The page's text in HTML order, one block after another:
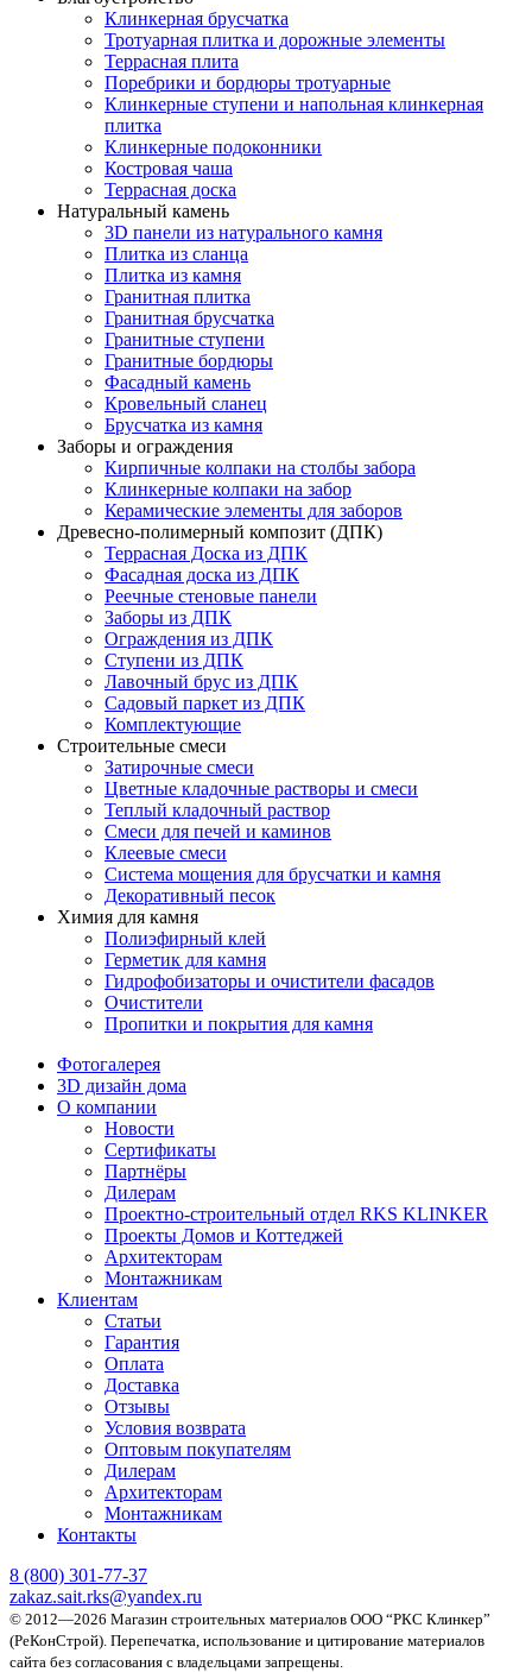
Клинкерная брусчатка
Тротуарная плитка и дорожные элементы
Террасная плита
Поребрики и бордюры тротуарные
Клинкерные ступени и напольная клинкерная
плитка
Клинкерные подоконники
Костровая чаша
Террасная доска
Натуральный камень
3D панели из натурального камня
Плитка из сланца
Плитка из камня
Гранитная плитка
Гранитная брусчатка
Гранитные ступени
Гранитные бордюры
Фасадный камень
Кровельный сланец
Брусчатка из камня
Заборы и ограждения
Кирпичные колпаки на столбы забора
Клинкерные колпаки на забор
Керамические элементы для заборов
Древесно-полимерный композит (ДПК)
Террасная Доска из ДПК
Фасадная доска из ДПК
Реечные стеновые панели
Заборы из ДПК
Ограждения из ДПК
Ступени из ДПК
Лавочный брус из ДПК
Садовый паркет из ДПК
Комплектующие
Строительные смеси
Затирочные смеси
Цветные кладочные растворы и смеси
Теплый кладочный раствор
Смеси для печей и каминов
Клеевые смеси
Система мощения для брусчатки и камня
Декоративный песок
Химия для камня
Полиэфирный клей
Герметик для камня
Гидрофобизаторы и очистители фасадов
Очистители
Пропитки и покрытия для камня
Фотогалерея
3D дизайн дома
О компании
Новости
Сертификаты
Партнёры
Дилерам
Проектно-строительный отдел RKS KLINKER
Проекты Домов и Коттеджей
Архитекторам
Монтажникам
Клиентам
Статьи
Гарантия
Оплата
Доставка
Отзывы
Условия возврата
Оптовым покупателям
Дилерам
Архитекторам
Монтажникам
Контакты
8 (800) 301-77-37
zakaz.sait.rks@yandex.ru
© 2012—2026 Магазин строительных материалов ООО “РКС Клинкер”
(РеКонСтрой). Перепечатка, использование и цитирование материалов
сайта без согласования с владельцами запрещены.